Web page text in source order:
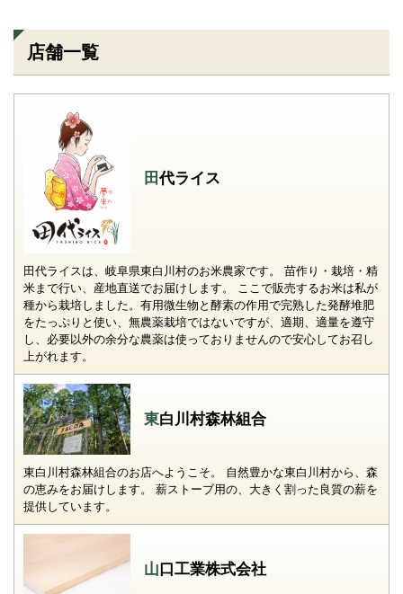
店舗一覧
田代ライス
田代ライスは、岐阜県東白川村のお米農家です。 苗作り・栽培・精
米まで行い、産地直送でお届けします。 ここで販売するお米は私が
種から栽培しました。有用微生物と酵素の作用で完熟した発酵堆肥
をたっぷりと使い、無農薬栽培ではないですが、適期、適量を遵守
し、必要以外の余分な農薬は使っておりませんので安心してお召し
上がれます。
東白川村森林組合
東白川村森林組合のお店へようこそ。 自然豊かな東白川村から、森
の恵みをお届けします。 薪ストーブ用の、大きく割った良質の薪を
提供しています。
山口工業株式会社